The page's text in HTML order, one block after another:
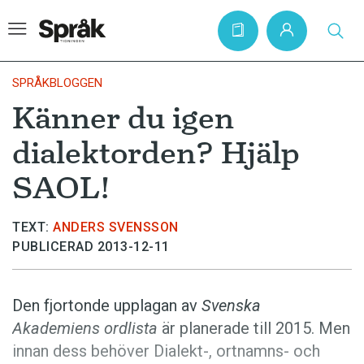
Hem
Artiklar
Krönikor
Språkfrågor
Skrivtips
Kviss
Podden
SPRÅKBLOGGEN
Känner du igen
dialektorden? Hjälp
SAOL!
TEXT: ANDERS SVENSSON
PUBLICERAD 2013-12-11
Den fjortonde upplagan av Svenska
Akademiens ordlista är planerade till 2015. Men
innan dess behöver Dialekt-, ortnamns- och